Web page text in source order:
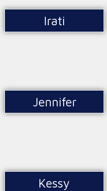
Irati
Jennifer
Kessy